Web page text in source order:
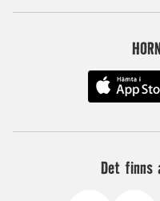
Det finns